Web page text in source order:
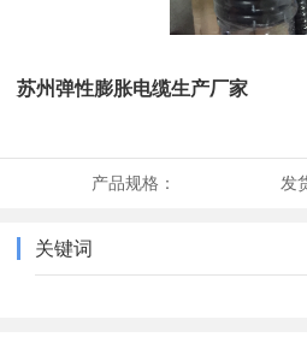
苏州弹性膨胀电缆生产厂家
产品规格： 发
关键词